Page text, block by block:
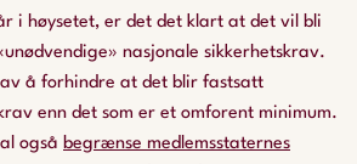
i høysetet, er det det klart at det vil bli
nasjonale sikkerhetskrav.
å forhindre at det blir fastsatt
enn det som er et omforent minimum.
også begrænse medlemsstaternes